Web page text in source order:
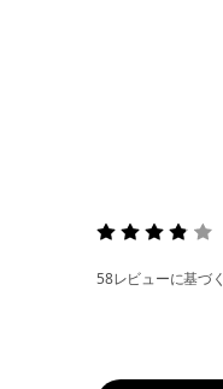
評価:3.9 / 5
58レビューに基づく